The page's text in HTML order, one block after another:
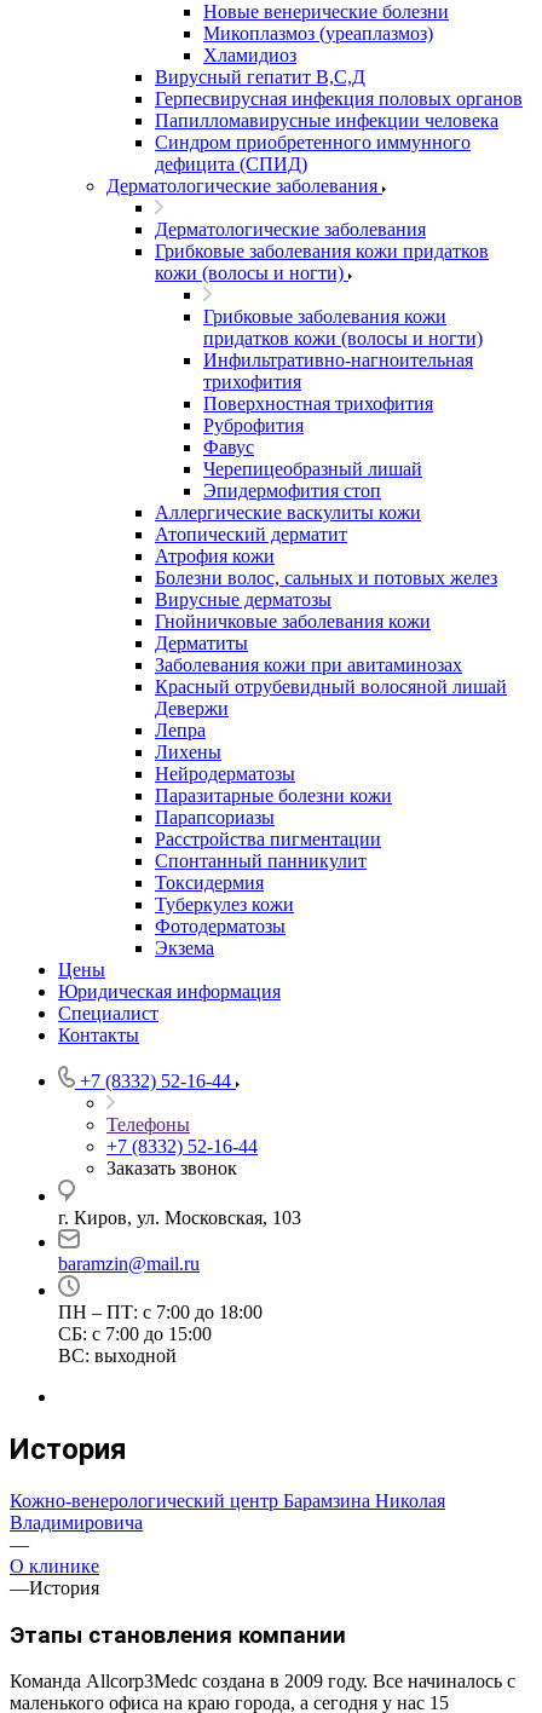
Новые венерические болезни
Микоплазмоз (уреаплазмоз)
Хламидиоз
Вирусный гепатит В,С,Д
Герпесвирусная инфекция половых органов
Папилломавирусные инфекции человека
Синдром приобретенного иммунного
дефицита (СПИД)
Дерматологические заболевания
Дерматологические заболевания
Грибковые заболевания кожи придатков
кожи (волосы и ногти)
Грибковые заболевания кожи
придатков кожи (волосы и ногти)
Инфильтративно-нагноительная
трихофития
Поверхностная трихофития
Руброфития
Фавус
Черепицеобразный лишай
Эпидермофития стоп
Аллергические васкулиты кожи
Атопический дерматит
Атрофия кожи
Болезни волос, сальных и потовых желез
Вирусные дерматозы
Гнойничковые заболевания кожи
Дерматиты
Заболевания кожи при авитаминозах
Красный отрубевидный волосяной лишай
Девержи
Лепра
Лихены
Нейродерматозы
Паразитарные болезни кожи
Парапсориазы
Расстройства пигментации
Спонтанный панникулит
Токсидермия
Туберкулез кожи
Фотодерматозы
Экзема
Цены
Юридическая информация
Специалист
Контакты
+7 (8332) 52-16-44
Телефоны
+7 (8332) 52-16-44
Заказать звонок
г. Киров, ул. Московская, 103
baramzin@mail.ru
ПН – ПТ: с 7:00 до 18:00
СБ: с 7:00 до 15:00
ВС: выходной
История
Кожно-венерологический центр Барамзина Николая
Владимировича
—
О клинике
—История
Этапы становления компании
Команда Allcorp3Medc создана в 2009 году. Все начиналось с
маленького офиса на краю города, а сегодня у нас 15